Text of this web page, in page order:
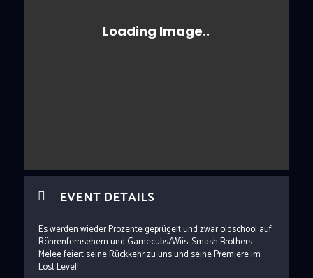
EVENT DETAILS
Es werden wieder Prozente geprügelt und zwar oldschool auf
Röhrenfernsehern und Gamecubs/Wiis: Smash Brothers
Melee feiert seine Rückkehr zu uns und seine Premiere im
Lost Level!